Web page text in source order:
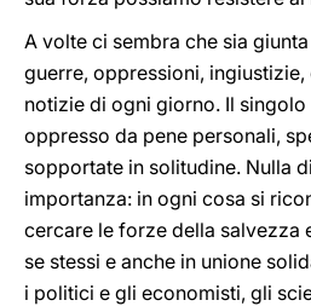
A volte ci sembra che sia
guerre, oppressioni,
notizie di ogni giorno. Il singolo
oppresso da pene personali,
sopportate in solitudine. Nulla
importanza: in ogni cosa si
cercare le forze della salvezza
se stessi e anche in unione
i politici e gli economisti, gli